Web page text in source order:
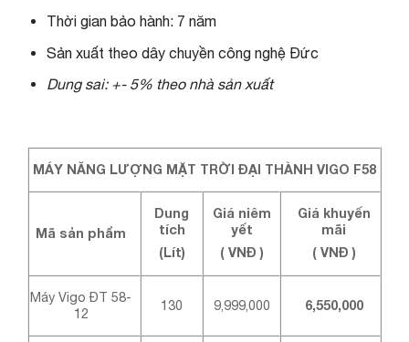
Thời gian bảo hành: 7 năm
Sản xuất theo dây chuyền công nghệ Đức
Dung sai: +- 5% theo nhà sản xuất
MÁY NĂNG LƯỢNG MẶT TRỜI ĐẠI THÀNH VIGO F58
Mã sản phẩm
Dung
tích
(Lít)
Giá niêm
yết
( VNĐ )
Giá khuyến
mãi
( VNĐ )
Máy Vigo ĐT 58-
12
130 9,999,000 6,550,000